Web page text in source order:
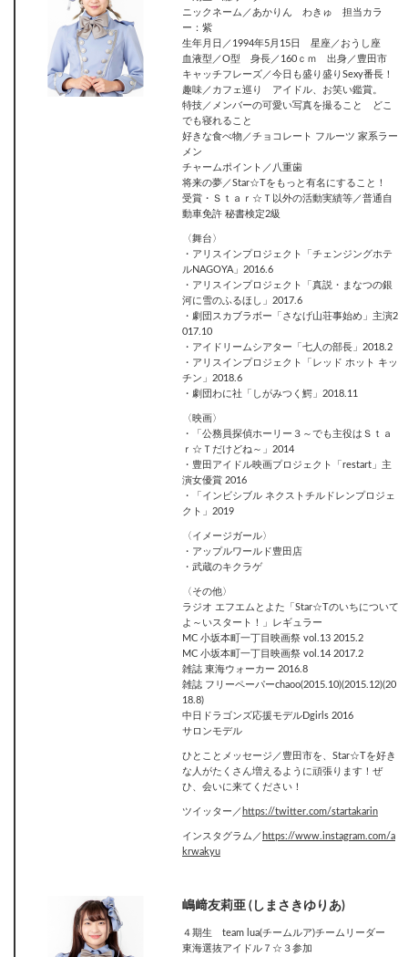
ニックネーム／あかりん わきゅ 担当カラ
ー：紫
生年月日／1994年5月15日 星座／おうし座
血液型／O型 身長／160ｃｍ 出身／豊田市
キャッチフレーズ／今日も盛り盛りSexy番長！
趣味／カフェ巡り アイドル、お笑い鑑賞。
特技／メンバーの可愛い写真を撮ること どこ
でも寝れること
好きな食べ物／チョコレート フルーツ 家系ラー
メン
チャームポイント／八重歯
将来の夢／Star☆Tをもっと有名にすること！
受賞・Ｓｔａｒ☆Ｔ以外の活動実績等／普通自
動車免許 秘書検定2級
〈舞台〉
・アリスインプロジェクト「チェンジングホテ
ルNAGOYA」2016.6
・アリスインプロジェクト「真説・まなつの銀
河に雪のふるほし」2017.6
・劇団スカブラボー「さなげ山荘事始め」主演2
017.10
・アイドリームシアター「七人の部長」2018.2
・アリスインプロジェクト「レッド ホット キッ
チン」2018.6
・劇団わに社「しがみつく鰐」2018.11
〈映画〉
・「公務員探偵ホーリー３～でも主役はＳｔａ
ｒ☆Ｔだけどね～」2014
・豊田アイドル映画プロジェクト「restart」主
演女優賞 2016
・「インビシブル ネクストチルドレンプロジェ
クト」2019
〈イメージガール〉
・アップルワールド豊田店
・武蔵のキクラゲ
〈その他〉
ラジオ エフエムとよた「Star☆Tのいちについて
よ～いスタート！」レギュラー
MC 小坂本町一丁目映画祭 vol.13 2015.2
MC 小坂本町一丁目映画祭 vol.14 2017.2
雑誌 東海ウォーカー 2016.8
雑誌 フリーペーパーchaoo(2015.10)(2015.12)(20
18.8)
中日ドラゴンズ応援モデルDgirls 2016
サロンモデル
ひとことメッセージ／豊田市を、Star☆Tを好き
な人がたくさん増えるように頑張ります！ぜ
ひ、会いに来てください！
ツイッター／ https://twitter.com/startakarin
インスタグラム／ https://www.instagram.com/a
krwakyu
嶋﨑友莉亜 (しまさきゆりあ)
４期生 team lua(チームルア)チームリーダー
東海選抜アイドル７☆３参加